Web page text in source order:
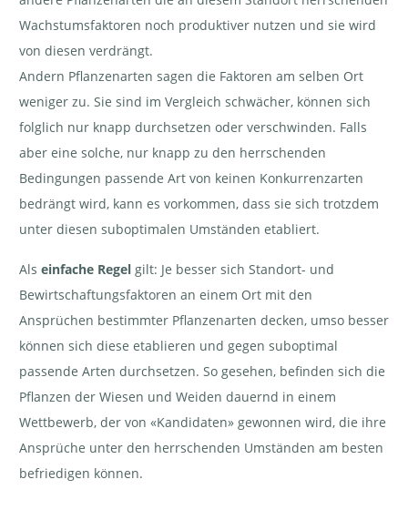
Wachstumsfaktoren noch produktiver nutzen und sie wird
von diesen verdrängt.
Andern Pflanzenarten sagen die Faktoren am selben Ort
weniger zu. Sie sind im Vergleich schwächer, können sich
folglich nur knapp durchsetzen oder verschwinden. Falls
aber eine solche, nur knapp zu den herrschenden
Bedingungen passende Art von keinen Konkurrenzarten
bedrängt wird, kann es vorkommen, dass sie sich trotzdem
unter diesen suboptimalen Umständen etabliert.
Als einfache Regel gilt: Je besser sich Standort- und
Bewirtschaftungsfaktoren an einem Ort mit den
Ansprüchen bestimmter Pflanzenarten decken, umso besser
können sich diese etablieren und gegen suboptimal
passende Arten durchsetzen. So gesehen, befinden sich die
Pflanzen der Wiesen und Weiden dauernd in einem
Wettbewerb, der von «Kandidaten» gewonnen wird, die ihre
Ansprüche unter den herrschenden Umständen am besten
befriedigen können.